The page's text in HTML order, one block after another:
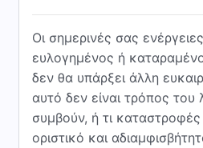
Οι σημερινές σας
ευλογημένος ή
δεν θα υπάρξει άλλη
αυτό δεν είναι τρόπος του
συμβούν, ή τι
οριστικό και